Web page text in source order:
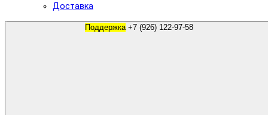
Доставка
Поддержка +7 (926) 122-97-58